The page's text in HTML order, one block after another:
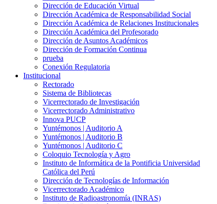
Dirección de Educación Virtual
Dirección Académica de Responsabilidad Social
Dirección Académica de Relaciones Institucionales
Dirección Académica del Profesorado
Dirección de Asuntos Académicos
Dirección de Formación Continua
prueba
Conexión Regulatoria
Institucional
Rectorado
Sistema de Bibliotecas
Vicerrectorado de Investigación
Vicerrectorado Administrativo
Innova PUCP
Yuntémonos | Auditorio A
Yuntémonos | Auditorio B
Yuntémonos | Auditorio C
Coloquio Tecnología y Agro
Instituto de Informática de la Pontificia Universidad
Católica del Perú
Dirección de Tecnologías de Información
Vicerrectorado Académico
Instituto de Radioastronomía (INRAS)